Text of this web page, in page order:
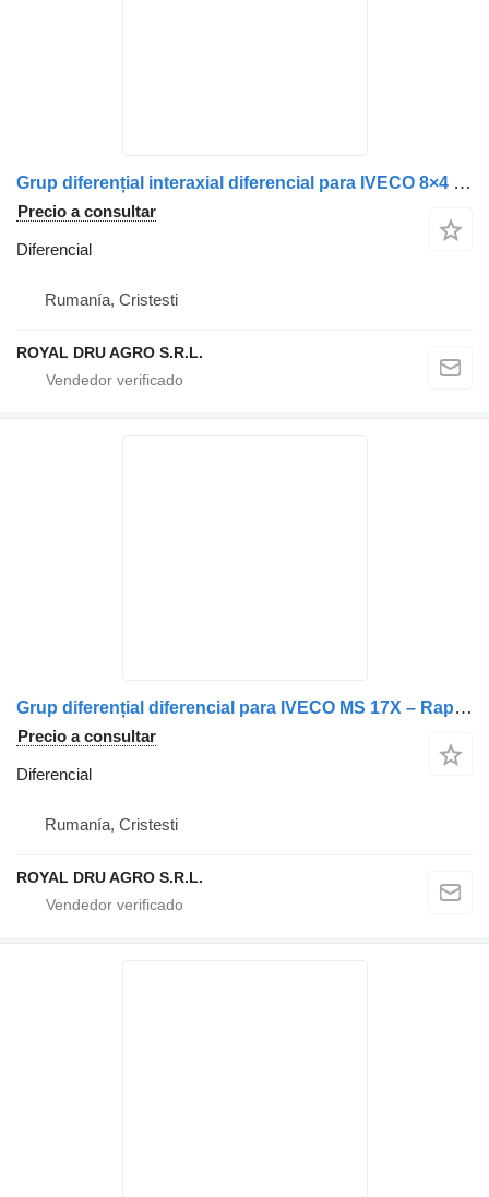
Grup diferențial interaxial diferencial para IVECO 8×4 R3528 camión
Precio a consultar
Diferencial
Rumanía, Cristesti
ROYAL DRU AGRO S.R.L.
Grup diferențial diferencial para IVECO MS 17X – Raport 12×85/13 camión
Precio a consultar
Diferencial
Rumanía, Cristesti
ROYAL DRU AGRO S.R.L.